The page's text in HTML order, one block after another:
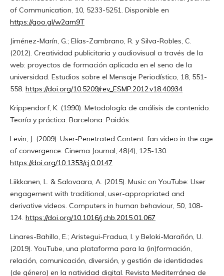
of Communication, 10, 5233-5251. Disponible en
https://goo.gl/w2am9T
Jiménez-Marín, G.; Elías-Zambrano, R. y Silva-Robles, C.
(2012). Creatividad publicitaria y audiovisual a través de la
web: proyectos de formación aplicada en el seno de la
universidad. Estudios sobre el Mensaje Periodístico, 18, 551-
558. https://doi.org/10.5209/rev_ESMP.2012.v18.40934
Krippendorf, K. (1990). Metodología de análisis de contenido.
Teoría y práctica. Barcelona: Paidós.
Levin, J. (2009). User-Penetrated Content: fan video in the age
of convergence. Cinema Journal, 48(4), 125-130.
https://doi.org/10.1353/cj.0.0147
Liikkanen, L. & Salovaara, A. (2015). Music on YouTube: User
engagement with traditional, user-appropriated and
derivative videos. Computers in human behaviour, 50, 108-
124. https://doi.org/10.1016/j.chb.2015.01.067
Linares-Bahillo, E.; Aristegui-Fradua, I. y Beloki-Marañón, U.
(2019). YouTube, una plataforma para la (in)formación,
relación, comunicación, diversión, y gestión de identidades
(de género) en la natividad digital. Revista Mediterránea de